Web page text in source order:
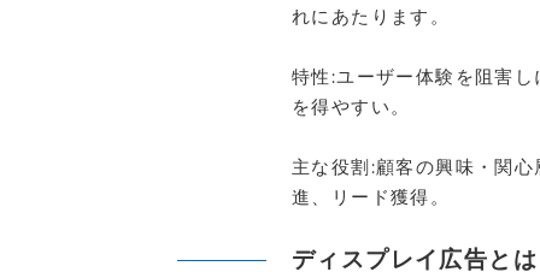
れにあたります。
特性:ユーザー体験を阻害
を得やすい。
主な役割:顧客の興味・関
進、リード獲得。
ディスプレイ広告と